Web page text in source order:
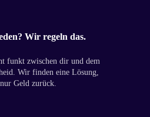
Wir regeln das.
funkt zwischen dir und dem
Wir finden eine Lösung,
Geld zurück.